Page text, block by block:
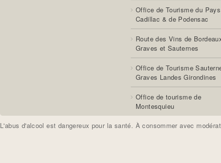
Office de Tourisme du
Cadillac & de Podensac
Route des Vins de
Graves et Sauternes
Office de Tourisme
Graves Landes Girondines
Office de tourisme de
Montesquieu
L'abus d'alcool est dangereux pour la santé. À consommer avec